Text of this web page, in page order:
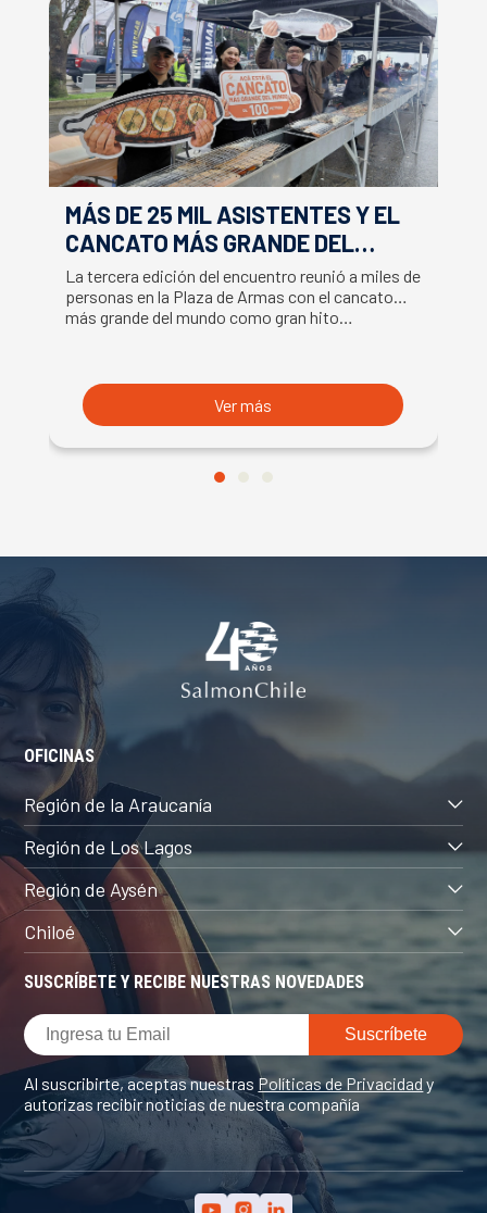
MÁS DE 25 MIL ASISTENTES Y EL
CANCATO MÁS GRANDE DEL
MUNDO MARCAN EXITOSO CIERRE
DE LA SEMANA DEL SALMÓN
La tercera edición del encuentro reunió a miles de
personas en la Plaza de Armas con el cancato
más grande del mundo como gran hito…
Ver más
SUSCRÍBETE Y RECIBE NUESTRAS NOVEDADES
Al suscribirte, aceptas nuestras Políticas de Privacidady
autorizas recibir noticias de nuestra compañía
OFICINAS
Región de la Araucanía
Región de Los Lagos
Región de Aysén
Chiloé